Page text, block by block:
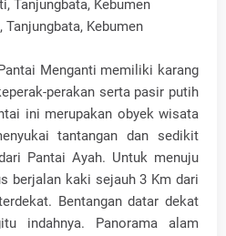
Tanjungbata, Kebumen
Menganti memiliki karang
perakan serta pasir putih
ini merupakan obyek wisata
tantangan dan sedikit
Pantai Ayah. Untuk menuju
berjalan kaki sejauh 3 Km dari
Bentangan datar dekat
indahnya. Panorama alam